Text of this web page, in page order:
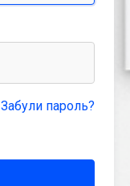
Забули пароль?